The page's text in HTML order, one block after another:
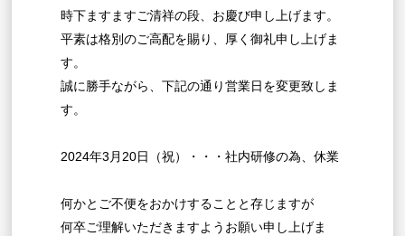
時下ますますご清祥の段、お慶び申し上げます。
平素は格別のご高配を賜り、厚く御礼申し上げま
す。
誠に勝手ながら、下記の通り営業日を変更致しま
す。
2024年3月20日（祝）・・・社内研修の為、休業
何かとご不便をおかけすることと存じますが
何卒ご理解いただきますようお願い申し上げま